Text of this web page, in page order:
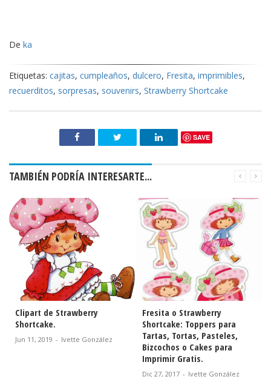
De ka
Etiquetas: cajitas, cumpleaños, dulcero, Fresita, imprimibles,
recuerditos, sorpresas, souvenirs, Strawberry Shortcake
SAVE
TAMBIÉN PODRÍA INTERESARTE...
Clipart de Strawberry
Shortcake.
Jun 11, 2019 - Ivette González
Fresita o Strawberry
Shortcake: Toppers para
Tartas, Tortas, Pasteles,
Bizcochos o Cakes para
Imprimir Gratis.
Dic 27, 2017 - Ivette González